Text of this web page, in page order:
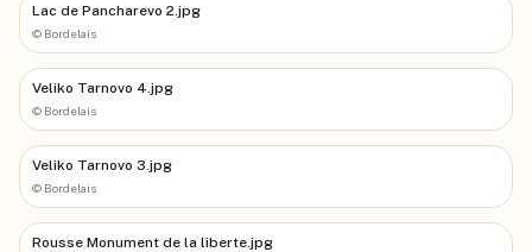
Lac de Pancharevo 2.jpg
© Bordelais
Veliko Tarnovo 4.jpg
© Bordelais
Veliko Tarnovo 3.jpg
© Bordelais
Rousse Monument de la liberte.jpg